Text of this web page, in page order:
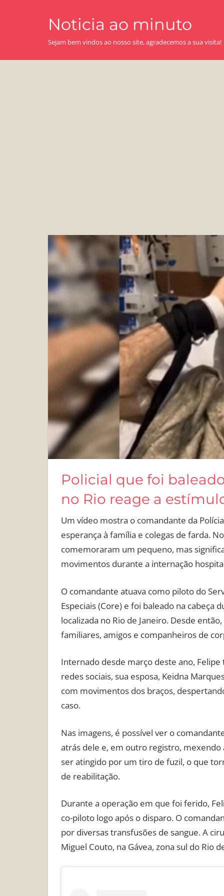
Noticia ao minuto
Sejam bem vindos ao nosso site, agradecemos a sua visita!
Policial que foi
no Rio reage a
Um vídeo mostra o comandante da
esperança à família e colegas de farda.
comemoraram um pequeno, mas
movimentos durante a internação
O comandante atuava como piloto do
Especiais (Core) e foi baleado na cabeça
localizada no Rio de Janeiro. Desde
familiares, amigos e companheiros de
Internado desde março deste ano,
redes sociais, sua esposa, Keidna
com movimentos dos braços,
caso.
Nas imagens, é possível ver o
atrás dele e, em outro registro, mexendo
ser atingido por um tiro de fuzil, o que
de reabilitação.
Durante a operação em que foi ferido,
co-piloto logo após o disparo. O
por diversas transfusões de sangue. A
Miguel Couto, na Gávea, zona sul do Rio